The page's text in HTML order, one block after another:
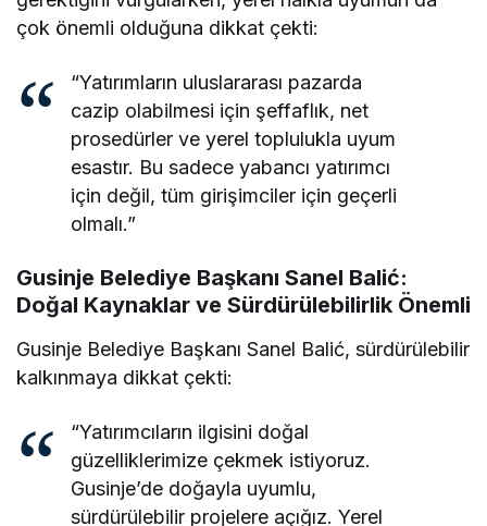
çok önemli olduğuna dikkat çekti:
“Yatırımların uluslararası pazarda
cazip olabilmesi için şeffaflık, net
prosedürler ve yerel toplulukla uyum
esastır. Bu sadece yabancı yatırımcı
için değil, tüm girişimciler için geçerli
olmalı.”
Gusinje Belediye Başkanı Sanel Balić:
Doğal Kaynaklar ve Sürdürülebilirlik Önemli
Gusinje Belediye Başkanı Sanel Balić, sürdürülebilir
kalkınmaya dikkat çekti:
“Yatırımcıların ilgisini doğal
güzelliklerimize çekmek istiyoruz.
Gusinje’de doğayla uyumlu,
sürdürülebilir projelere açığız. Yerel